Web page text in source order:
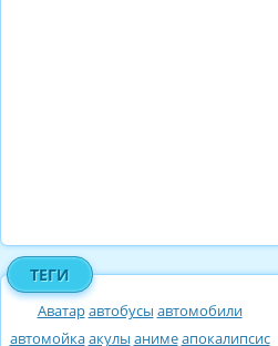
ТЕГИ
Аватаравтобусы автомобили
автомойкаакулы анимеапокалипсис